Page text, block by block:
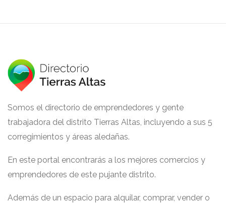
Somos el directorio de emprendedores y gente
trabajadora del distrito Tierras Altas, incluyendo a sus 5
corregimientos y áreas aledañas.
En este portal encontrarás a los mejores comercios y
emprendedores de este pujante distrito.
Además de un espacio para alquilar, comprar, vender o